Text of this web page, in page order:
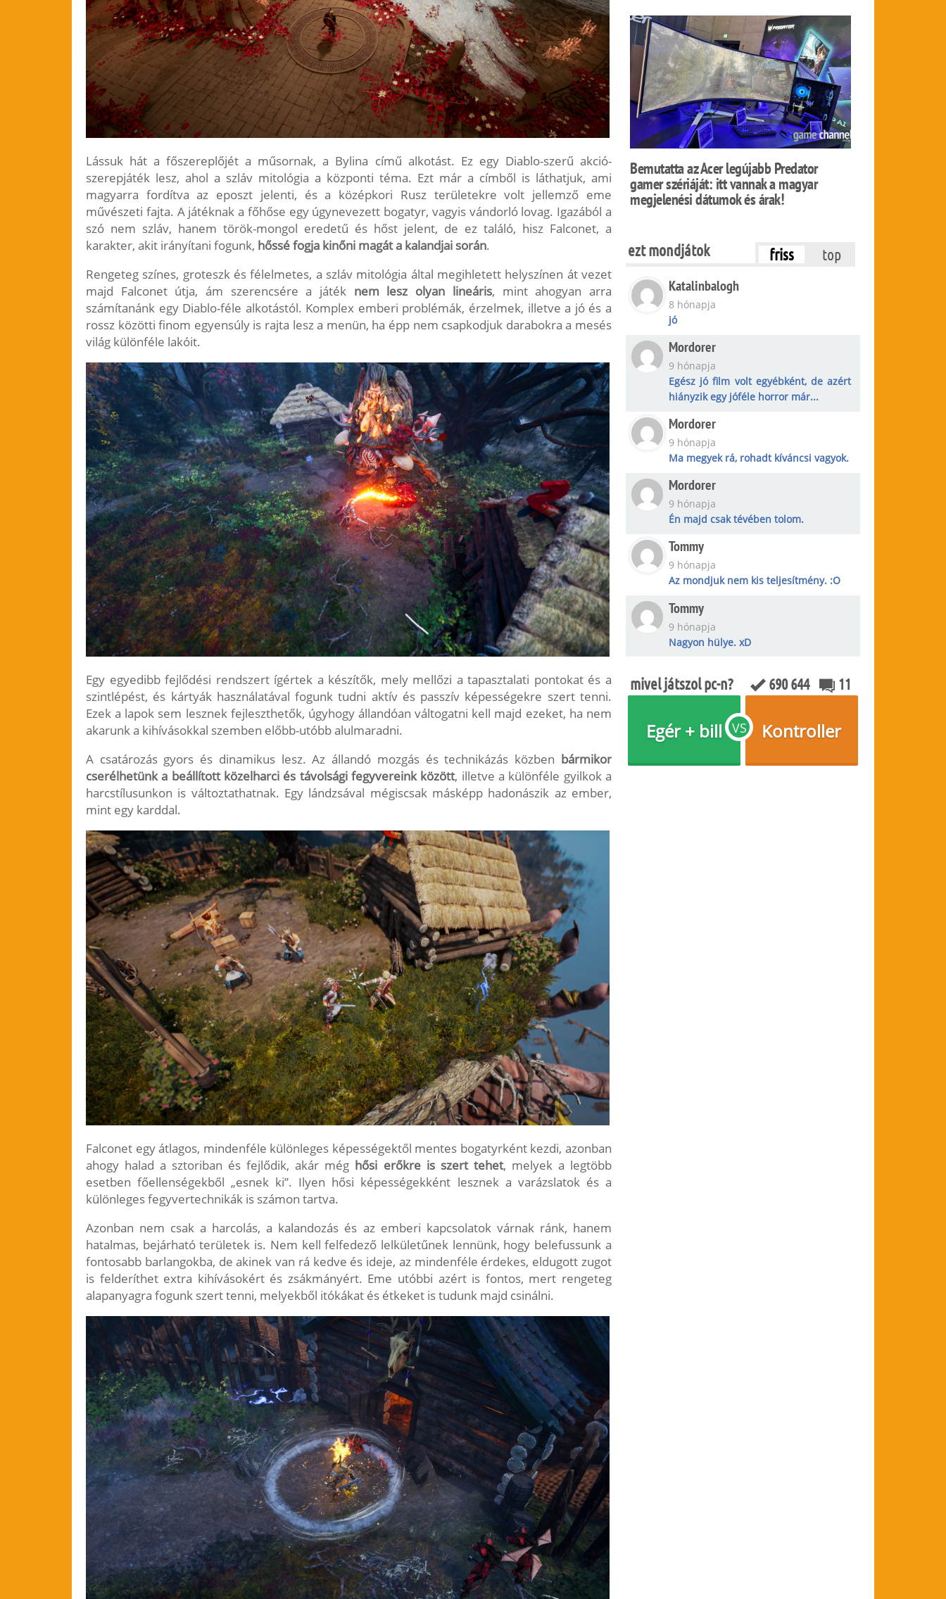
Lássuk hát a főszereplőjét a műsornak, a Bylina című alkotást. Ez egy Diablo-szerű akció-
szerepjáték lesz, ahol a szláv mitológia a központi téma. Ezt már a címből is láthatjuk, ami
magyarra fordítva az eposzt jelenti, és a középkori Rusz területekre volt jellemző eme
művészeti fajta. A játéknak a főhőse egy úgynevezett bogatyr, vagyis vándorló lovag. Igazából a
szó nem szláv, hanem török-mongol eredetű és hőst jelent, de ez találó, hisz Falconet, a
karakter, akit irányítani fogunk, hőssé fogja kinőni magát a kalandjai során.
Rengeteg színes, groteszk és félelmetes, a szláv mitológia által megihletett helyszínen át vezet
majd Falconet útja, ám szerencsére a játék nem lesz olyan lineáris, mint ahogyan arra
számítanánk egy Diablo-féle alkotástól. Komplex emberi problémák, érzelmek, illetve a jó és a
rossz közötti finom egyensúly is rajta lesz a menün, ha épp nem csapkodjuk darabokra a mesés
világ különféle lakóit.
Egy egyedibb fejlődési rendszert ígértek a készítők, mely mellőzi a tapasztalati pontokat és a
szintlépést, és kártyák használatával fogunk tudni aktív és passzív képességekre szert tenni.
Ezek a lapok sem lesznek fejleszthetők, úgyhogy állandóan váltogatni kell majd ezeket, ha nem
akarunk a kihívásokkal szemben előbb-utóbb alulmaradni.
A csatározás gyors és dinamikus lesz. Az állandó mozgás és technikázás közben bármikor
cserélhetünk a beállított közelharci és távolsági fegyvereink között, illetve a különféle gyilkok a
harcstílusunkon is változtathatnak. Egy lándzsával mégiscsak másképp hadonászik az ember,
mint egy karddal.
Falconet egy átlagos, mindenféle különleges képességektől mentes bogatyrként kezdi, azonban
ahogy halad a sztoriban és fejlődik, akár még hősi erőkre is szert tehet, melyek a legtöbb
esetben főellenségekből „esnek ki”. Ilyen hősi képességekként lesznek a varázslatok és a
különleges fegyvertechnikák is számon tartva.
Azonban nem csak a harcolás, a kalandozás és az emberi kapcsolatok várnak ránk, hanem
hatalmas, bejárható területek is. Nem kell felfedező lelkületűnek lennünk, hogy belefussunk a
fontosabb barlangokba, de akinek van rá kedve és ideje, az mindenféle érdekes, eldugott zugot
is felderíthet extra kihívásokért és zsákmányért. Eme utóbbi azért is fontos, mert rengeteg
alapanyagra fogunk szert tenni, melyekből itókákat és étkeket is tudunk majd csinálni.
Bemutatta az Acer legújabb Predator
gamer szériáját: itt vannak a magyar
megjelenési dátumok és árak!
ezt mondjátok friss
top
Katalinbalogh
8 hónapja
jó
Mordorer
9 hónapja
Egész jó film volt egyébként, de azért
hiányzik egy jóféle horror már...
Mordorer
9 hónapja
Ma megyek rá, rohadt kíváncsi vagyok.
Mordorer
9 hónapja
Én majd csak tévében tolom.
Tommy
9 hónapja
Az mondjuk nem kis teljesítmény. :O
Tommy
9 hónapja
Nagyon hülye. xD
mivel játszol pc-n? 690 644 11
VS
Egér + bill Kontroller